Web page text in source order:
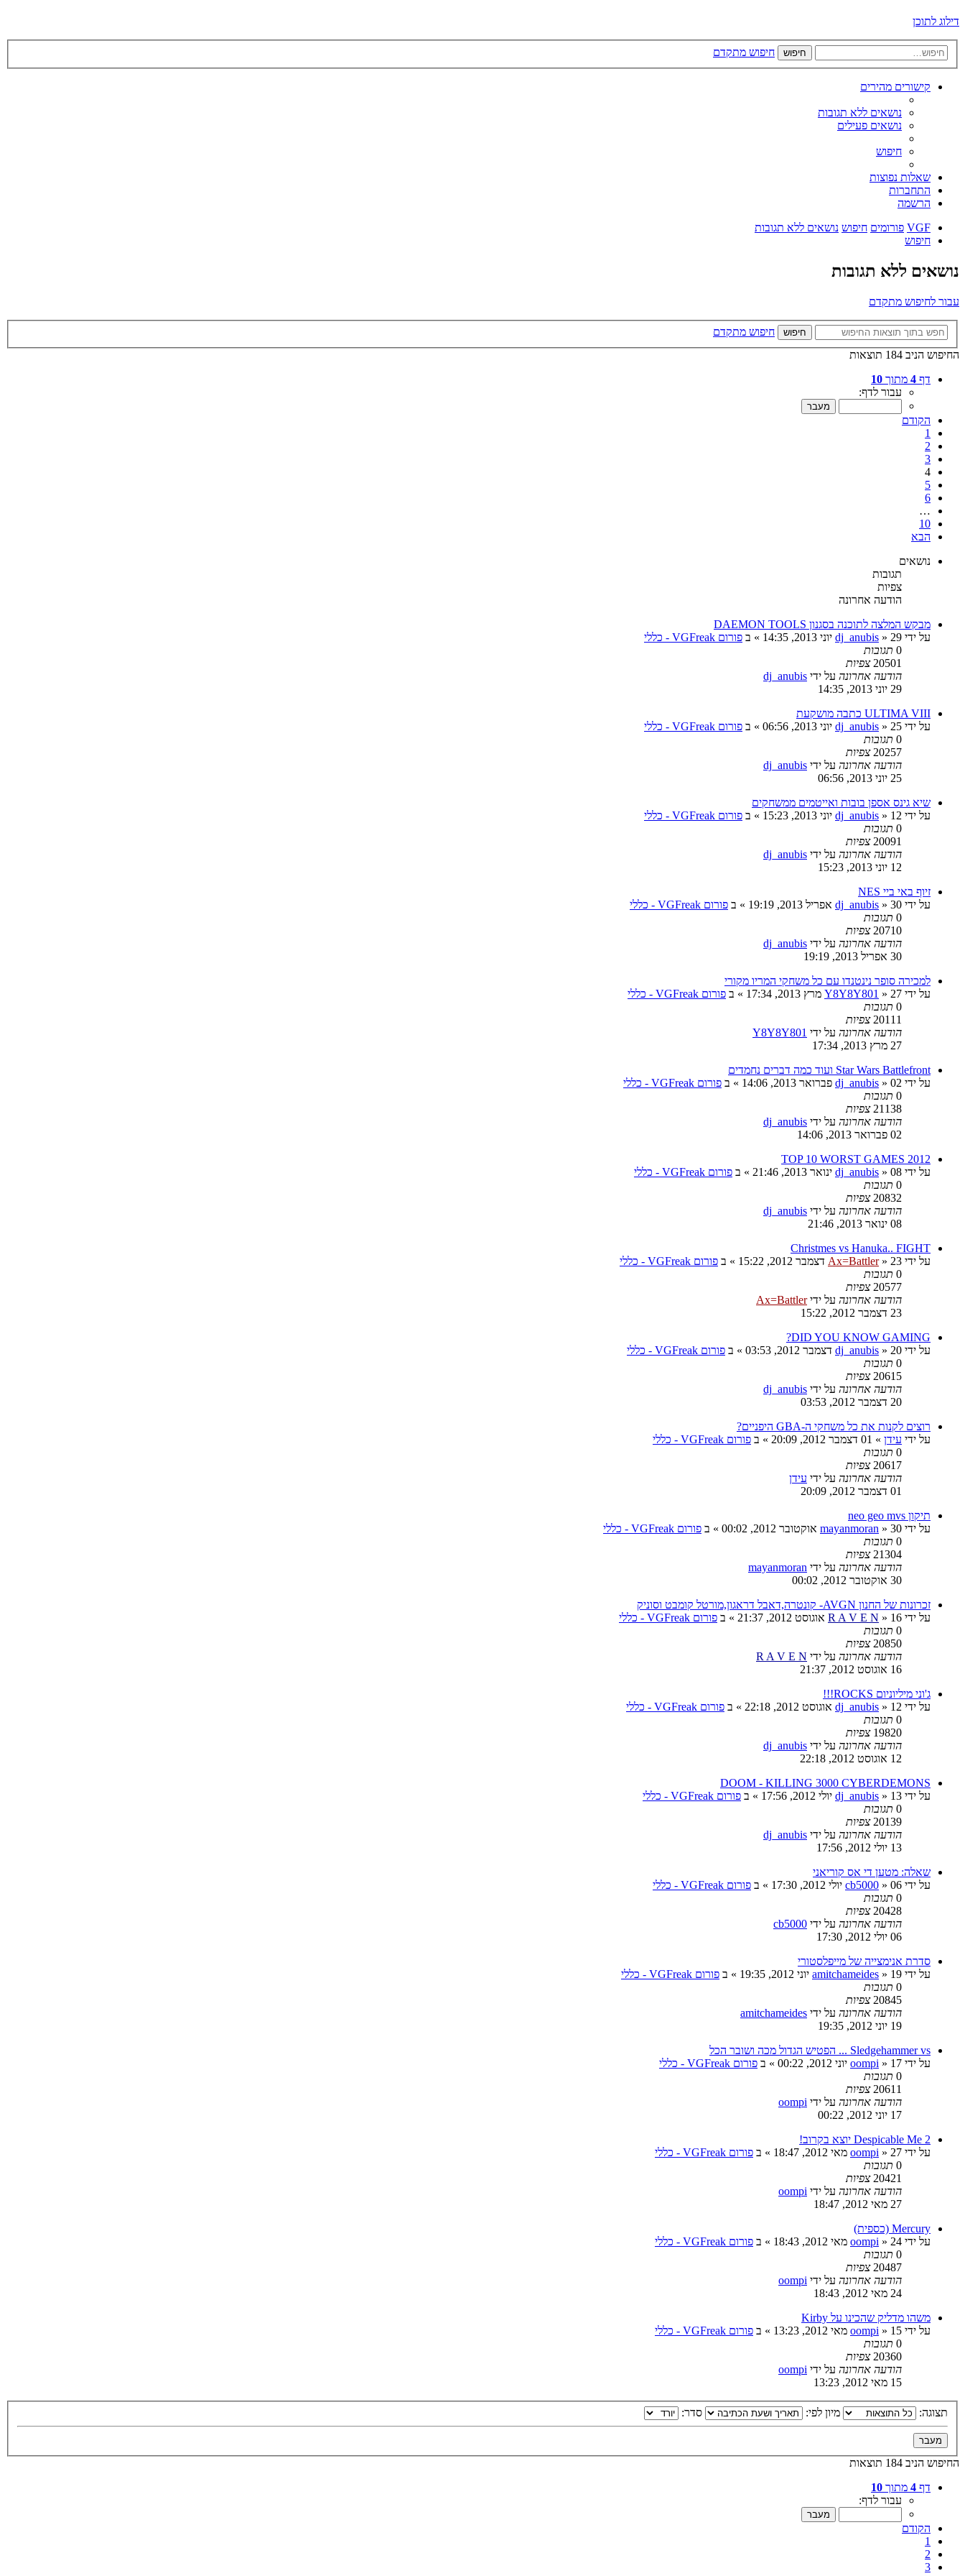
דילוג לתוכן
חיפוש חיפוש מתקדם
קישורים מהירים
נושאים ללא תגובות
נושאים פעילים
חיפוש
שאלות נפוצות
התחברות
הרשמה
VGF פורומים חיפוש נושאים ללא תגובות
חיפוש
נושאים ללא תגובות
עבור לחיפוש מתקדם
חיפוש
חיפוש מתקדם
החיפוש הניב 184 תוצאות
דף 4 מתוך 10
עבור לדף:
הקודם
1
2
3
4
5
6
…
10
הבא
נושאים
תגובות
צפיות
הודעה אחרונה
מבקש המלצה לתוכנה בסגנון DAEMON TOOLS
על ידי
dj_anubis » 29 יוני 2013, 14:35 » ב פורום VGFreak - כללי
0 תגובות
20501 צפיות
הודעה אחרונה על ידי dj_anubis
29 יוני 2013, 14:35
ULTIMA VIII כתבה מושקעת
על ידי
dj_anubis » 25 יוני 2013, 06:56 » ב פורום VGFreak - כללי
0 תגובות
20257 צפיות
הודעה אחרונה על ידי dj_anubis
25 יוני 2013, 06:56
שיא גינס אספן בובות ואייטמים ממשחקים
על ידי
dj_anubis » 12 יוני 2013, 15:23 » ב פורום VGFreak - כללי
0 תגובות
20091 צפיות
הודעה אחרונה על ידי dj_anubis
12 יוני 2013, 15:23
זיוף באי ביי NES
על ידי
dj_anubis » 30 אפריל 2013, 19:19 » ב פורום VGFreak - כללי
0 תגובות
20710 צפיות
הודעה אחרונה על ידי dj_anubis
30 אפריל 2013, 19:19
למכירה סופר נינטנדו עם כל משחקי המריו מקורי
על ידי
Y8Y8Y801 » 27 מרץ 2013, 17:34 » ב פורום VGFreak - כללי
0 תגובות
20111 צפיות
הודעה אחרונה על ידי Y8Y8Y801
27 מרץ 2013, 17:34
Star Wars Battlefront ועוד כמה דברים נחמדים
על ידי
dj_anubis » 02 פברואר 2013, 14:06 » ב פורום VGFreak - כללי
0 תגובות
21138 צפיות
הודעה אחרונה על ידי dj_anubis
02 פברואר 2013, 14:06
2012 TOP 10 WORST GAMES
על ידי
dj_anubis » 08 ינואר 2013, 21:46 » ב פורום VGFreak - כללי
0 תגובות
20832 צפיות
הודעה אחרונה על ידי dj_anubis
08 ינואר 2013, 21:46
Christmes vs Hanuka.. FIGHT
על ידי
Ax=Battler» 23 דצמבר 2012, 15:22 » ב פורום VGFreak - כללי
0 תגובות
20577 צפיות
הודעה אחרונה על ידיAx=Battler
23 דצמבר 2012, 15:22
DID YOU KNOW GAMING?
על ידי
dj_anubis » 20 דצמבר 2012, 03:53 » ב פורום VGFreak - כללי
0 תגובות
20615 צפיות
הודעה אחרונה על ידי dj_anubis
20 דצמבר 2012, 03:53
רוצים לקנות את כל משחקי ה-GBA היפניים?
על ידי עידן » 01 דצמבר 2012, 20:09 » ב פורום VGFreak - כללי
0 תגובות
20617 צפיות
הודעה אחרונה על ידי עידן
01 דצמבר 2012, 20:09
תיקון neo geo mvs
על ידי
mayanmoran » 30 אוקטובר 2012, 00:02 » ב פורום VGFreak - כללי
0 תגובות
21304 צפיות
הודעה אחרונה על ידי mayanmoran
30 אוקטובר 2012, 00:02
זכרונות של החנון AVGN- קונטרה,דאבל דראגון,מורטל קומבט וסוניק
על ידי
R A V E N » 16 אוגוסט 2012, 21:37 » ב פורום VGFreak - כללי
0 תגובות
20850 צפיות
הודעה אחרונה על ידי R A V E N
16 אוגוסט 2012, 21:37
ג'וני מיליוניום ROCKS!!!
על ידי
dj_anubis » 12 אוגוסט 2012, 22:18 » ב פורום VGFreak - כללי
0 תגובות
19820 צפיות
הודעה אחרונה על ידי dj_anubis
12 אוגוסט 2012, 22:18
DOOM - KILLING 3000 CYBERDEMONS
על ידי
dj_anubis » 13 יולי 2012, 17:56 » ב פורום VGFreak - כללי
0 תגובות
20139 צפיות
הודעה אחרונה על ידי dj_anubis
13 יולי 2012, 17:56
שאלה: מטען די אס קוריאני
על ידי
cb5000 » 06 יולי 2012, 17:30 » ב פורום VGFreak - כללי
0 תגובות
20428 צפיות
הודעה אחרונה על ידי cb5000
06 יולי 2012, 17:30
סדרת אנימצייה של מייפלסטורי
על ידי
amitchameides » 19 יוני 2012, 19:35 » ב פורום VGFreak - כללי
0 תגובות
20845 צפיות
הודעה אחרונה על ידי amitchameides
19 יוני 2012, 19:35
Sledgehammer vs ... הפטיש הגדול מכה ושובר הכל
על ידי
oompi » 17 יוני 2012, 00:22 » ב פורום VGFreak - כללי
0 תגובות
20611 צפיות
הודעה אחרונה על ידי oompi
17 יוני 2012, 00:22
Despicable Me 2 יוצא בקרוב!
על ידי
oompi » 27 מאי 2012, 18:47 » ב פורום VGFreak - כללי
0 תגובות
20421 צפיות
הודעה אחרונה על ידי oompi
27 מאי 2012, 18:47
Mercury (כספית)
על ידי
oompi » 24 מאי 2012, 18:43 » ב פורום VGFreak - כללי
0 תגובות
20487 צפיות
הודעה אחרונה על ידי oompi
24 מאי 2012, 18:43
משהו מדליק שהכינו על Kirby
על ידי
oompi » 15 מאי 2012, 13:23 » ב פורום VGFreak - כללי
0 תגובות
20360 צפיות
הודעה אחרונה על ידי oompi
15 מאי 2012, 13:23
תצוגה: מיון לפי: סדר:
החיפוש הניב 184 תוצאות
דף 4 מתוך 10
עבור לדף:
הקודם
1
2
3